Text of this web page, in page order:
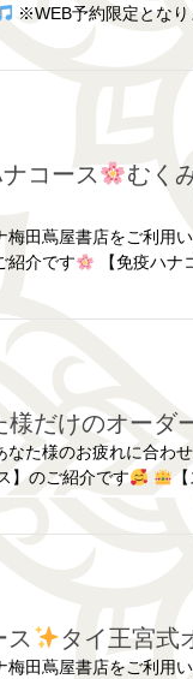
※WEB予約限定とな
コース
むく
梅田蔦屋書店をご利用
紹介です
【免疫ハ
た様だけのオー
なた様のお疲れに合わ
】のご紹介です
ス タイ王宮式
梅田蔦屋書店をご利用